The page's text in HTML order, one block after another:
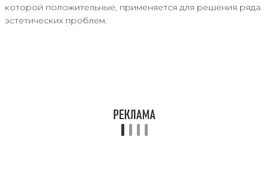
которой положительные, применяется для решения ряда
эстетических проблем.